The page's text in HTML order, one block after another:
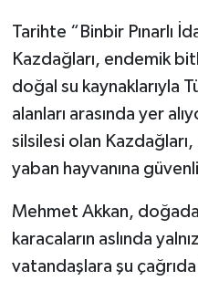
Tarihte “Binbir Pınarlı
Kazdağları, endemik
doğal su kaynaklarıyla
alanları arasında yer
silsilesi olan
yaban hayvanına
Mehmet Akkan,
karacaların aslında
vatandaşlara şu